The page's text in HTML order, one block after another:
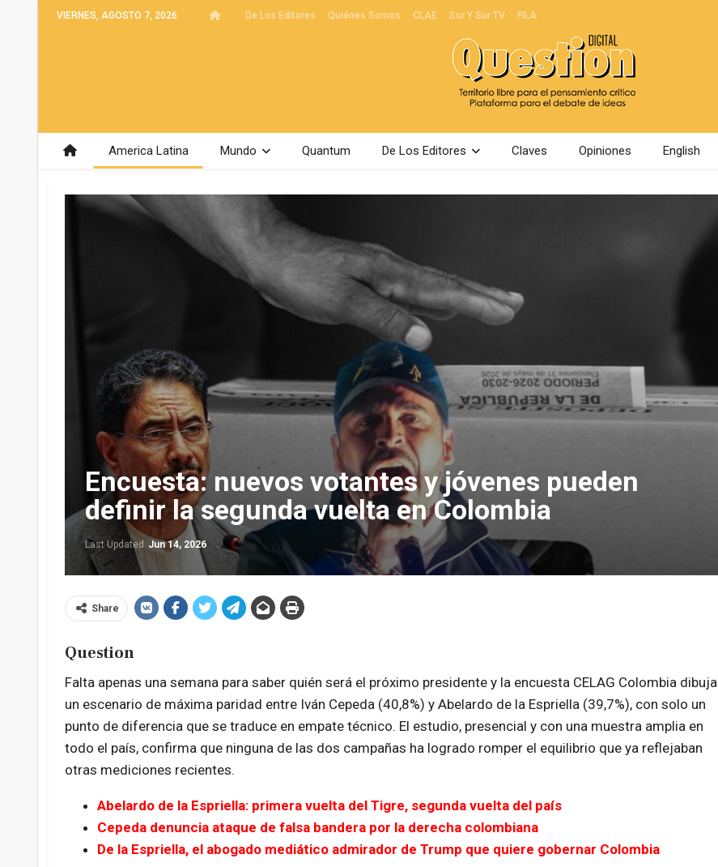
VIERNES, AGOSTO 7, 2026 De Los Editores Quiénes Somos CLAE Sur Y Sur TV FILA
America Latina Mundo Quantum De Los Editores Claves Opiniones English
Encuesta: nuevos votantes y jóvenes pueden
definir la segunda vuelta en Colombia
Last Updated Jun 14, 2026
Share
Question
Falta apenas una semana para saber quién será el próximo presidente y la encuesta CELAG Colombia dibuja
un escenario de máxima paridad entre Iván Cepeda (40,8%) y Abelardo de la Espriella (39,7%), con solo un
punto de diferencia que se traduce en empate técnico. El estudio, presencial y con una muestra amplia en
todo el país, confirma que ninguna de las dos campañas ha logrado romper el equilibrio que ya reflejaban
otras mediciones recientes.
Abelardo de la Espriella: primera vuelta del Tigre, segunda vuelta del país
Cepeda denuncia ataque de falsa bandera por la derecha colombiana
De la Espriella, el abogado mediático admirador de Trump que quiere gobernar Colombia